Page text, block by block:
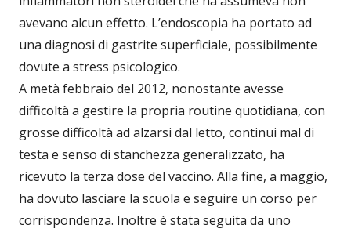
avevano alcun effetto. L’endoscopia ha portato ad
una diagnosi di gastrite superficiale, possibilmente
dovute a stress psicologico.
A metà febbraio del 2012, nonostante avesse
difficoltà a gestire la propria routine quotidiana, con
grosse difficoltà ad alzarsi dal letto, continui mal di
testa e senso di stanchezza generalizzato, ha
ricevuto la terza dose del vaccino. Alla fine, a maggio,
ha dovuto lasciare la scuola e seguire un corso per
corrispondenza. Inoltre è stata seguita da uno